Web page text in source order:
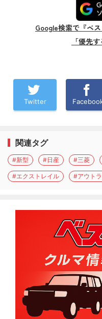
Google検索で『ベ
「優先
Twitter
関連タグ
#新型 #日産 #三菱
#エクストレイル #アウト